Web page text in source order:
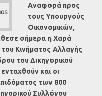
Αναφορά προς
τους Υπουργούς
Οικονομικών,
σήμερα η Χαρά
Κινήματος Αλλαγής
του Δικηγορικού
και οι
των 800
Συλλόγου